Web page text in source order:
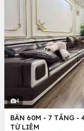
4
BÁN 60M - 7 TẦNG -
TỪ LIÊM